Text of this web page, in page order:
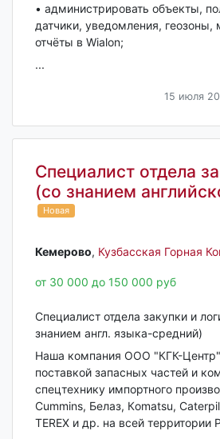
• администрировать объекты,
датчики, уведомления,
отчёты в Wialon;
...
15 июля
Специалист отдела
(со знанием
Новая
Кемерово‎, Кузбасская Горная
от 30 000 до 150 000 руб
Специалист отдела закупки и
знанием англ. языка-средний)
Наша компания ООО "КГК-Центр"
поставкой запасных частей и
спецтехнику импортного
Cummins, Белаз, Кomatsu,
ТEREX и др. на всей территории